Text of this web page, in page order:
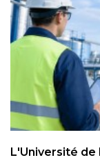
L'Université de